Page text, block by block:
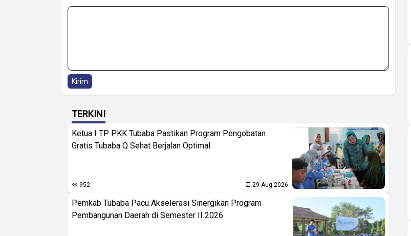
Kirim
TERKINI
Ketua I TP PKK Tubaba Pastikan Program Pengobatan
Gratis Tubaba Q Sehat Berjalan Optimal
952 29-Aug-2026
Pemkab Tubaba Pacu Akselerasi Sinergikan Program
Pembangunan Daerah di Semester II 2026